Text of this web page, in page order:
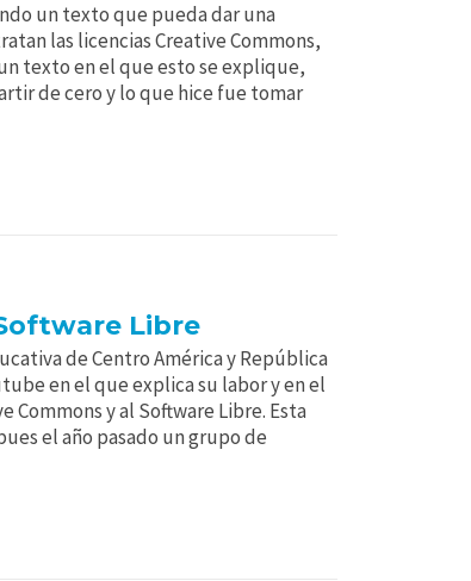
un texto que pueda dar una
las licencias Creative Commons,
texto en el que esto se explique,
de cero y lo que hice fue tomar
Libre
de Centro América y República
en el que explica su labor y en el
Commons y al Software Libre. Esta
el año pasado un grupo de